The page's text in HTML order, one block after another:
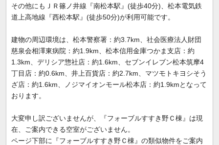
その他にもＪＲ篠ノ井線『南松本駅』(徒歩40分)、松本電気鉄
道上高地線『西松本駅』(徒歩50分)が利用可能です。
建物の周辺環境は、松本警察署：約3.7km、社会医療法人財団
慈泉会相澤東病院：約1.9km、松本信用金庫つかま支店：約
1.3km、デリシア惣社店：約1.6km、セブンイレブン松本筑摩4
丁目店：約0.6km、井上百貨店：約2.7km、マツモトキヨシそう
ざ店：約1.6km、ノジマイオンモール松本店：約1.9kmとなって
おります。
大変申し訳ございませんが、『フォーブルすすき野Ｃ棟』は現
在、ご案内できる空室がございません。
ページ下部に『フォーブルすすき野Ｃ棟』の類似物件をご案内